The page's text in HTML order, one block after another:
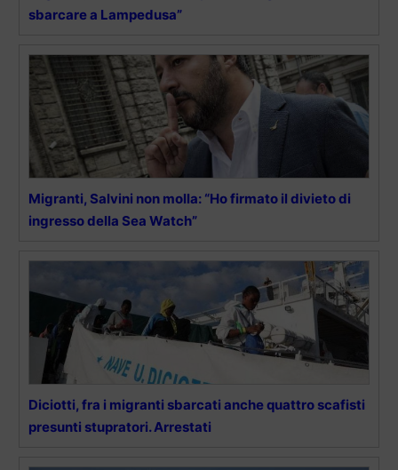
sbarcare a Lampedusa”
Migranti, Salvini non molla: “Ho firmato il divieto di
ingresso della Sea Watch”
Diciotti, fra i migranti sbarcati anche quattro scafisti
presunti stupratori. Arrestati